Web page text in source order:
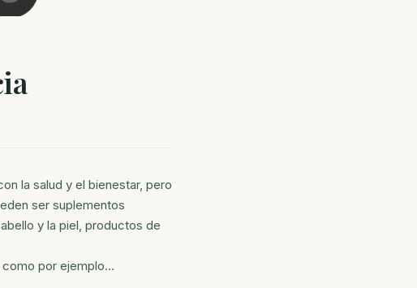
la salud y el bienestar, pero
ser suplementos
y la piel, productos de
como por ejemplo…